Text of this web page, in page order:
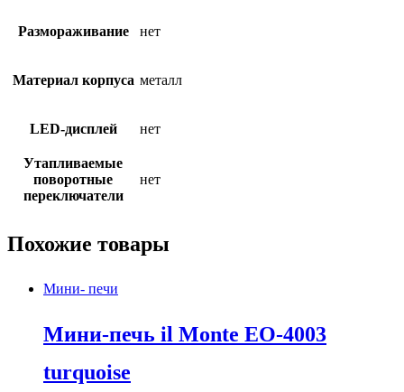
Размораживание нет
Материал корпуса металл
LED-дисплей нет
Утапливаемые
поворотные
переключатели
нет
Похожие товары
Мини- печи
Мини-печь il Monte EO-4003
turquoise